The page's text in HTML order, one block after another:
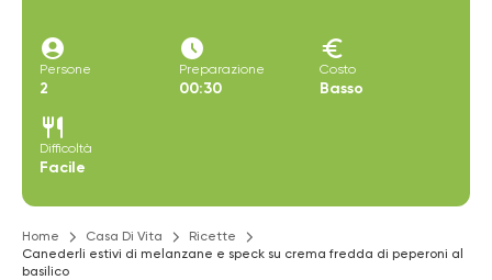
account_circle
Persone
2
access_time_filled
Preparazione
00:30
euro
Costo
Basso
restaurant
Difficoltà
Facile
Home Casa Di Vita
Ricette
Canederli estivi di melanzane e speck su crema fredda di peperoni al
basilico